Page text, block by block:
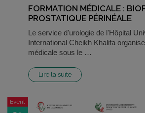
FORMATION MÉDICALE :
PROSTATIQUE PÉRINÉALE
Le service d'urologie de l'Hôpital
International Cheikh Khalifa
médicale sous le …
Lire la suite
Event